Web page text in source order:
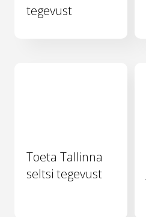
tegevust
Toeta Tallinna
seltsi tegevust